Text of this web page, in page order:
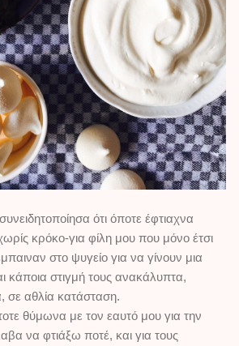
ότι όποτε έφτιαχνα
κρόκο-για φίλη μου που μόνο έτσι
στο ψυγείο για να γίνουν μια
κάποια στιγμή τους ανακάλυπτα,
σε αθλία κατάσταση.
θύμωνα με τον εαυτό μου για την
να φτιάξω ποτέ, και για τους